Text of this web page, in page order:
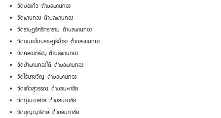
วัดบ่อแก้ว ตำบลพานทอง
วัดพานทอง ตำบลพานทอง
วัดราษฎร์ศรัทธาราม ตำบลพานทอง
วัดหนองโดนราษฎร์บำรุง ตำบลพานทอง
วัดคลองเจริญ ตำบลพานทอง
วัดป่าพานทองใต้ ตำบลพานทอง
วัดไร่นาขวัญ ตำบลพานทอง
วัดแก้วสุวรรณ ตำบลมหาชัย
วัดทุ่งมหาศาล ตำบลมหาชัย
วัดบุญญารักษ์ ตำบลมหาชัย